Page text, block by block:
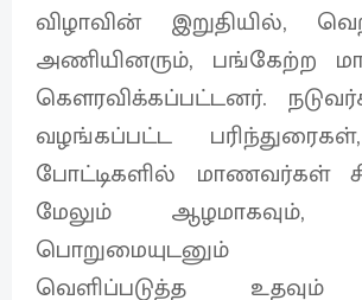
விழாவின் இறுதியில்,
அணியினரும், பங்கேற்ற
கௌரவிக்கப்பட்டனர்.
வழங்கப்பட்ட
போட்டிகளில் மாணவர்கள்
மேலும் ஆழமாகவும்,
பொறுமையுடனும்
வெளிப்படுத்த